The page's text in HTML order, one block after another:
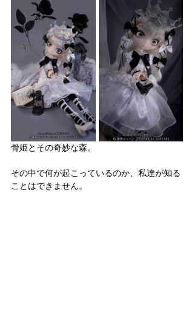
骨姫とその奇妙な森。
その中で何が起こっているのか、私達が知る
ことはできません。